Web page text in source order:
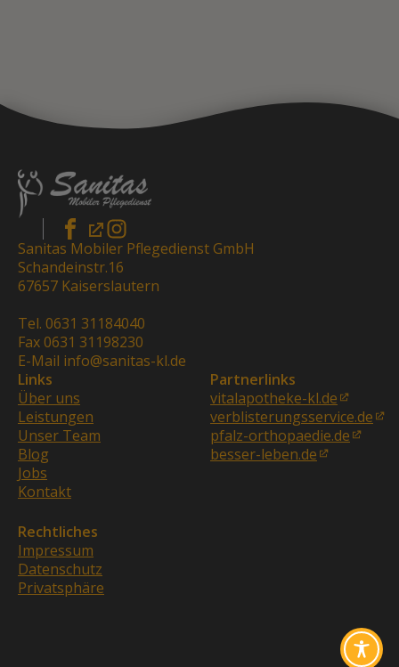
Sanitas Mobiler Pflegedienst GmbH
Schandeinstr.16
67657 Kaiserslautern
Tel. 0631 31184040
Fax 0631 31198230
E-Mail info@sanitas-kl.de
Links
Über uns
Leistungen
Unser Team
Blog
Jobs
Kontakt
Partnerlinks
vitalapotheke-kl.de
verblisterungsservice.de
pfalz-orthopaedie.de
besser-leben.de
Rechtliches
Impressum
Datenschutz
Privatsphäre